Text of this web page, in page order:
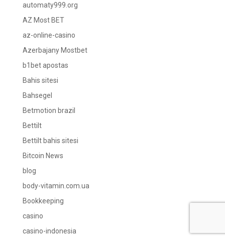
automaty999.org
AZ Most BET
az-online-casino
Azerbajany Mostbet
b1bet apostas
Bahis sitesi
Bahsegel
Betmotion brazil
Bettilt
Bettilt bahis sitesi
Bitcoin News
blog
body-vitamin.com.ua
Bookkeeping
casino
casino-indonesia